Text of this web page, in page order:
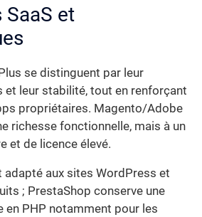
et
se distinguent par leur
et leur stabilité, tout en renforçant
propriétaires. Magento/Adobe
richesse fonctionnelle, mais à un
et de licence élevé.
aux sites WordPress et
; PrestaShop conserve une
en PHP notamment pour les